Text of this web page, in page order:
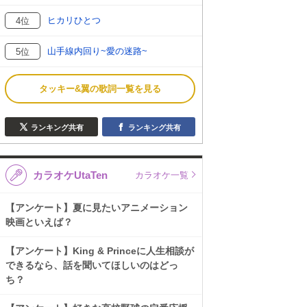
4位 ヒカリひとつ
5位 山手線内回り~愛の迷路~
タッキー&翼の歌詞一覧を見る
ランキング共有 ランキング共有
カラオケUtaTen カラオケ一覧
【アンケート】夏に見たいアニメーション
映画といえば？
【アンケート】King & Princeに人生相談が
できるなら、話を聞いてほしいのはどっ
ち？